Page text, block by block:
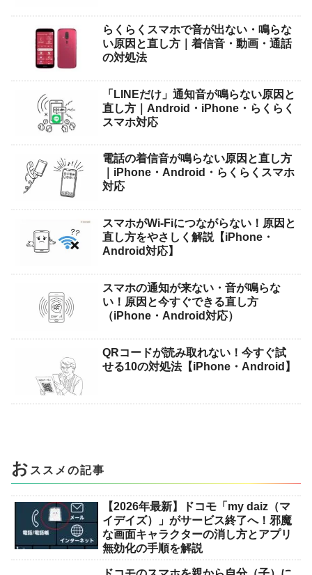
らくらくスマホで音が出ない・鳴らな
い原因と直し方｜着信音・動画・通話
の対処法
「LINEだけ」通知音が鳴らない原因と
直し方｜Android・iPhone・らくらく
スマホ対応
電話の着信音が鳴らない原因と直し方
｜iPhone・Android・らくらくスマホ
対応
スマホがWi-Fiにつながらない！原因と
直し方をやさしく解説【iPhone・
Android対応】
スマホの通知が来ない・音が鳴らな
い！原因と今すぐできる直し方
（iPhone・Android対応）
QRコードが読み取れない！今すぐ試
せる10の対処法【iPhone・Android】
お ススメの記事
【2026年最新】ドコモ「my daiz（マ
イデイズ）」がサービス終了へ！邪魔
な画面キャラクターの消し方とアプリ
無効化の手順を解説